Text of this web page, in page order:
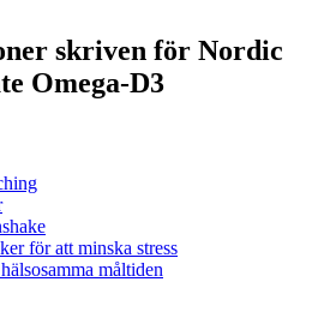
skriven för Nordic
Omega-D3
för att minska stress
måltiden